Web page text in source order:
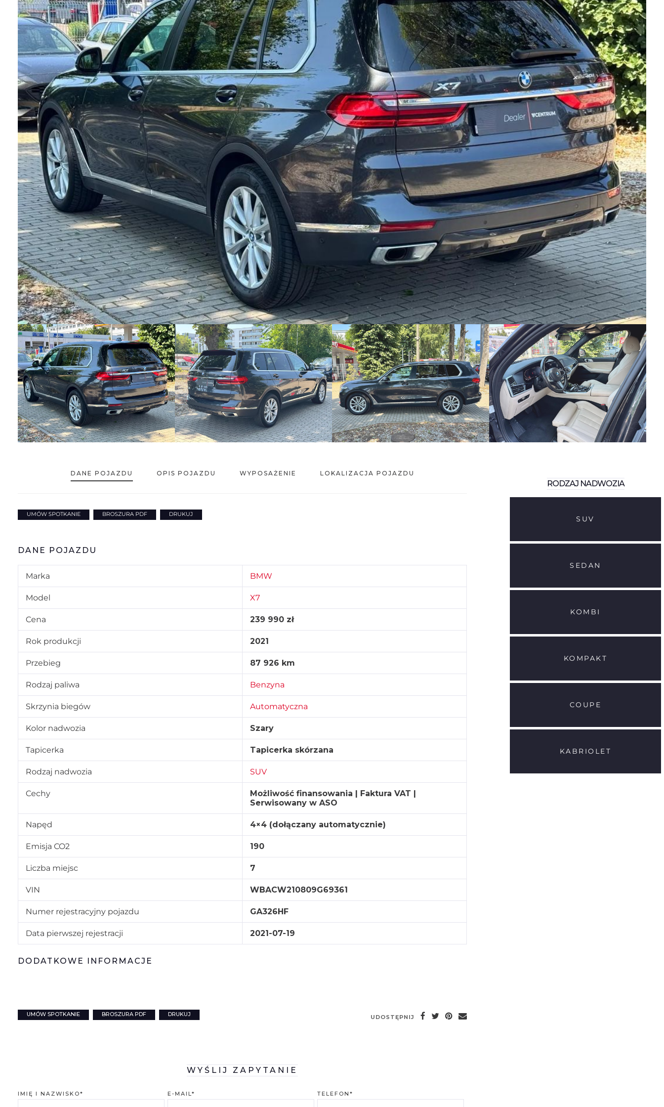
DANE POJAZDU OPIS POJAZDU WYPOSAŻENIE LOKALIZACJA POJAZDU
UMÓW SPOTKANIE BROSZURA PDF DRUKUJ
DANE POJAZDU
Marka BMW
Model X7
Cena 239 990 zł
Rok produkcji 2021
Przebieg 87 926 km
Rodzaj paliwa Benzyna
Skrzynia biegów Automatyczna
Kolor nadwozia Szary
Tapicerka Tapicerka skórzana
Rodzaj nadwozia SUV
Cechy
Możliwość finansowania | Faktura VAT |
Serwisowany w ASO
Napęd 4×4 (dołączany automatycznie)
Emisja CO2 190
Liczba miejsc 7
VIN WBACW210809G69361
Numer rejestracyjny pojazdu GA326HF
Data pierwszej rejestracji 2021-07-19
DODATKOWE INFORMACJE
UMÓW SPOTKANIE BROSZURA PDF DRUKUJ UDOSTĘPNIJ
WYŚLIJ ZAPYTANIE
IMIĘ I NAZWISKO* E-MAIL* TELEFON*
RODZAJ NADWOZIA
SUV
SEDAN
KOMBI
KOMPAKT
COUPE
KABRIOLET